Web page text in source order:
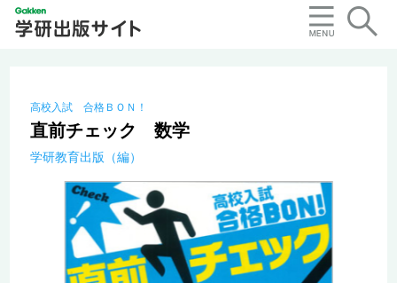
高校入試 合格ＢＯＮ！
直前チェック 数学
学研教育出版（編）